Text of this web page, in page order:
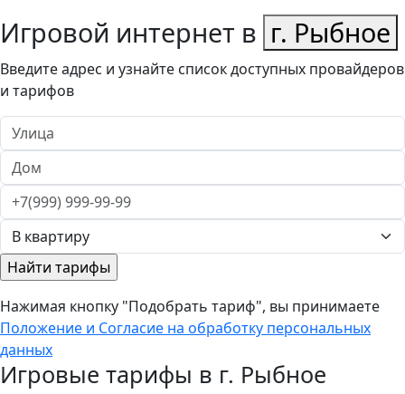
Игровой интернет в г. Рыбное
Введите адрес и узнайте список доступных провайдеров
и тарифов
Нажимая кнопку "Подобрать тариф", вы принимаете
Положение и Согласие на обработку персональных
данных
Игровые тарифы в г. Рыбное